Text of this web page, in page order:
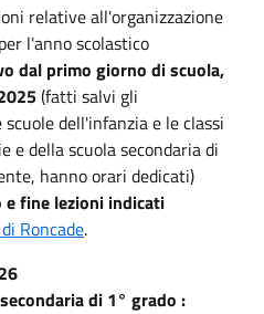
relative all'organizzazione
l'anno scolastico
dal primo giorno di scuola,
(fatti salvi gli
dell'infanzia e le classi
e della scuola secondaria di
hanno orari dedicati)
fine lezioni indicati
Roncade.
di 1° grado :